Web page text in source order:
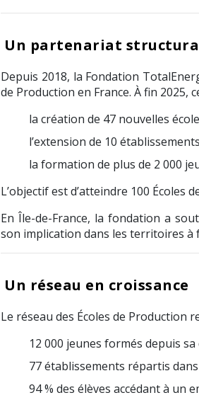
Un partenariat
Depuis 2018, la Fondation
de Production en France. À fin 2025,
la création de 47 nouvelles
l’extension de 10
la formation de plus de 2 000
L’objectif est d’atteindre 100 Écoles
En Île-de-France, la fondation a
son implication dans les territoires à
Un réseau en croissance
Le réseau des Écoles de Production
12 000 jeunes formés depuis
77 établissements répartis
94 % des élèves accédant à un